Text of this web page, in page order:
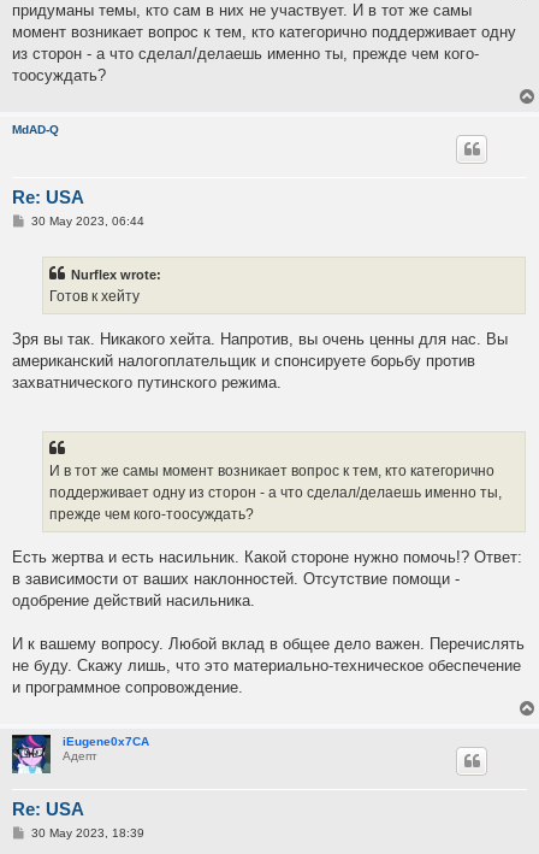
придуманы темы, кто сам в них не участвует. И в тот же самы
момент возникает вопрос к тем, кто категорично поддерживает одну
из сторон - а что сделал/делаешь именно ты, прежде чем кого-
тоосуждать?
MdAD-Q
Re: USA
P30 May 2023, 06:44
Nurflex wrote:
Готов к хейту
Зря вы так. Никакого хейта. Напротив, вы очень ценны для нас. Вы
американский налогоплательщик и спонсируете борьбу против
захватнического путинского режима.
И в тот же самы момент возникает вопрос к тем, кто категорично
поддерживает одну из сторон - а что сделал/делаешь именно ты,
прежде чем кого-тоосуждать?
Есть жертва и есть насильник. Какой стороне нужно помочь!? Ответ:
в зависимости от ваших наклонностей. Отсутствие помощи -
одобрение действий насильника.
И к вашему вопросу. Любой вклад в общее дело важен. Перечислять
не буду. Скажу лишь, что это материально-техническое обеспечение
и программное сопровождение.
iEugene0x7CA
Адепт
Re: USA
P30 May 2023, 18:39